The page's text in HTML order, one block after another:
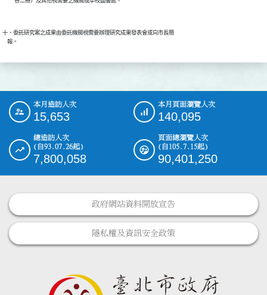
十、委託研究案之成果由委託機關視需要辦理研究成果發表會或向市長簡
::: 本月造訪人次
15,653
本月頁面瀏覽人次
140,095
總造訪人次
(自93.07.26起)
7,800,058
頁面總瀏覽人次
(自105.7.15起)
90,401,250
政府網站資料開放宣告
隱私權及資訊安全政策